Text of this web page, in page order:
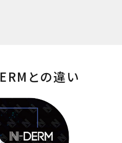
との違い